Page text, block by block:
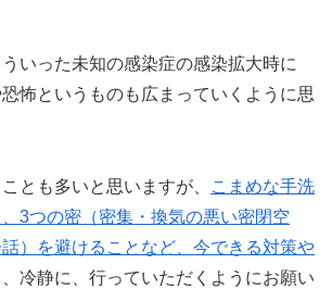
いった未知の感染症の感染拡大時に
怖というものも広まっていくように思
とも多いと思いますが、
こまめな手洗
3つの密（密集・換気の悪い密閉空
）を避けることなど、今できる対策や
冷静に、行っていただくようにお願い